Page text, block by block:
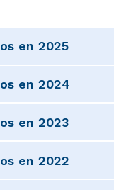
en 2025
en 2024
en 2023
en 2022